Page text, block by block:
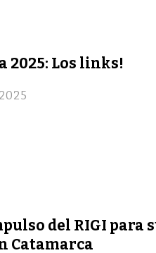
2025: Los links!
del RIGI para
Catamarca